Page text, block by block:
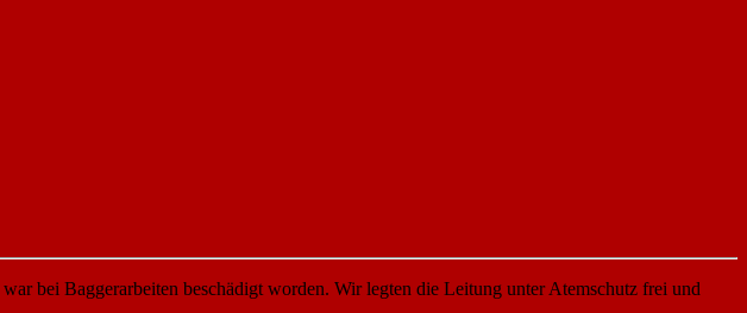
bei Baggerarbeiten beschädigt worden. Wir legten die Leitung unter Atemschutz frei und